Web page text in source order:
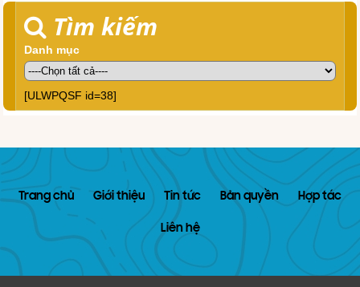
Tìm kiếm
Danh mục
[ULWPQSF id=38]
Trang chủ Giới thiệu Tin tức Bản quyền Hợp tác
Liên hệ